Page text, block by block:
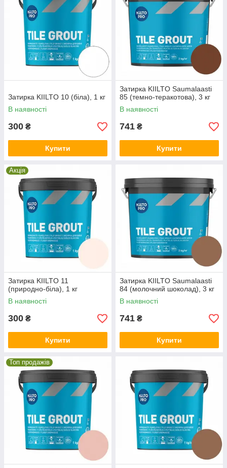
Затирка KIILTO 10 (біла), 1 кг
В наявності
300 ₴
Купити
Затирка KIILTO Saumalaasti
85 (темно-теракотова), 3 кг
В наявності
741 ₴
Купити
Акція
Затирка KIILTO 11
(природно-біла), 1 кг
В наявності
300 ₴
Купити
Затирка KIILTO Saumalaasti
84 (молочний шоколад), 3 кг
В наявності
741 ₴
Купити
Топ продажів